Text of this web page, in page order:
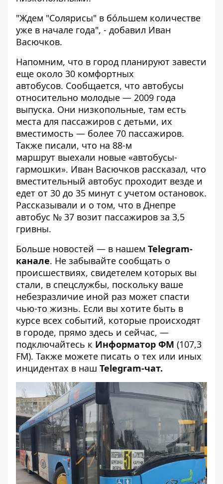
"Ждем "Солярисы" в бó‎льшем количестве
уже в начале года", - добавил Иван
Васючков.
Напомним, что в город планируют завести
еще около 30 комфортных
автобусов. Сообщается, что автобусы
относительно молодые — 2009 года
выпуска. Они низкопольные, там есть
места для пассажиров с детьми, их
вместимость — более 70 пассажиров.
Также писали, что на 88-м
маршрут выехали новые «автобусы-
гармошки». Иван Васючков рассказал, что
вместительный автобус проходит везде и
едет от 30 до 35 минут с учетом остановок.
Рассказывали и о том, что в Днепре
автобус № 37 возит пассажиров за 3,5
гривны.
Больше новостей — в нашем Telegram-
канале. Не забывайте сообщать о
происшествиях, свидетелем которых вы
стали, в спецслужбы, поскольку ваше
небезразличие иной раз может спасти
чью-то жизнь. Если вы хотите быть в
курсе всех событий, которые происходят
в городе, прямо здесь и сейчас, —
подключайтесь к Информатор ФМ (107,3
FM). Также можете писать о тех или иных
инцидентах в наш Telegram-чат.